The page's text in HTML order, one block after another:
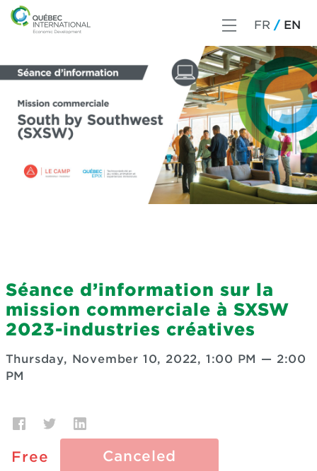
FR EN
Séance d’information sur la
mission commerciale à SXSW
2023-industries créatives
Thursday, November 10, 2022, 1:00 PM — 2:00
PM
Free Canceled